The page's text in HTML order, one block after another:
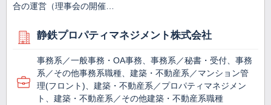
合の運営（理事会の開催…
静鉄プロパティマネジメント株式会社
事務系／一般事務・OA事務、事務系／秘書・受付、事務
系／その他事務系職種、建築・不動産系／マンション管
理(フロント)、建築・不動産系／プロパティマネジメン
ト、建築・不動産系／その他建築・不動産系職種